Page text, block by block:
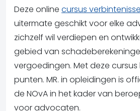
Deze online cursus
uitermate geschikt voor elke
zichzelf wil verdiepen en
gebied van
vergoedingen. Met deze cursus
punten. MR. in opleidingen is
de NOvA in het kader van
voor advocaten.